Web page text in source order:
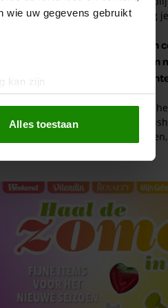
wie uw gegevens gebruikt
kan zijn
te bieden en om ons
partners voor social
die u aan ze heeft
met onze cookies als u
Alles toestaan